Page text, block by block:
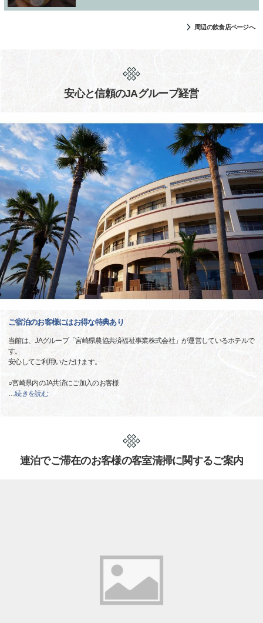
周辺の飲食店ページへ
安心と信頼のJAグループ経営
ご宿泊のお客様にはお得な特典あり
当館は、JAグループ「宮崎県農協共済福祉事業株式会社」が運営しているホテルで
す。
安心してご利用いただけます。
○宮崎県内のJA共済にご加入のお客様
…続きを読む
連泊でご滞在のお客様の客室清掃に関するご案内